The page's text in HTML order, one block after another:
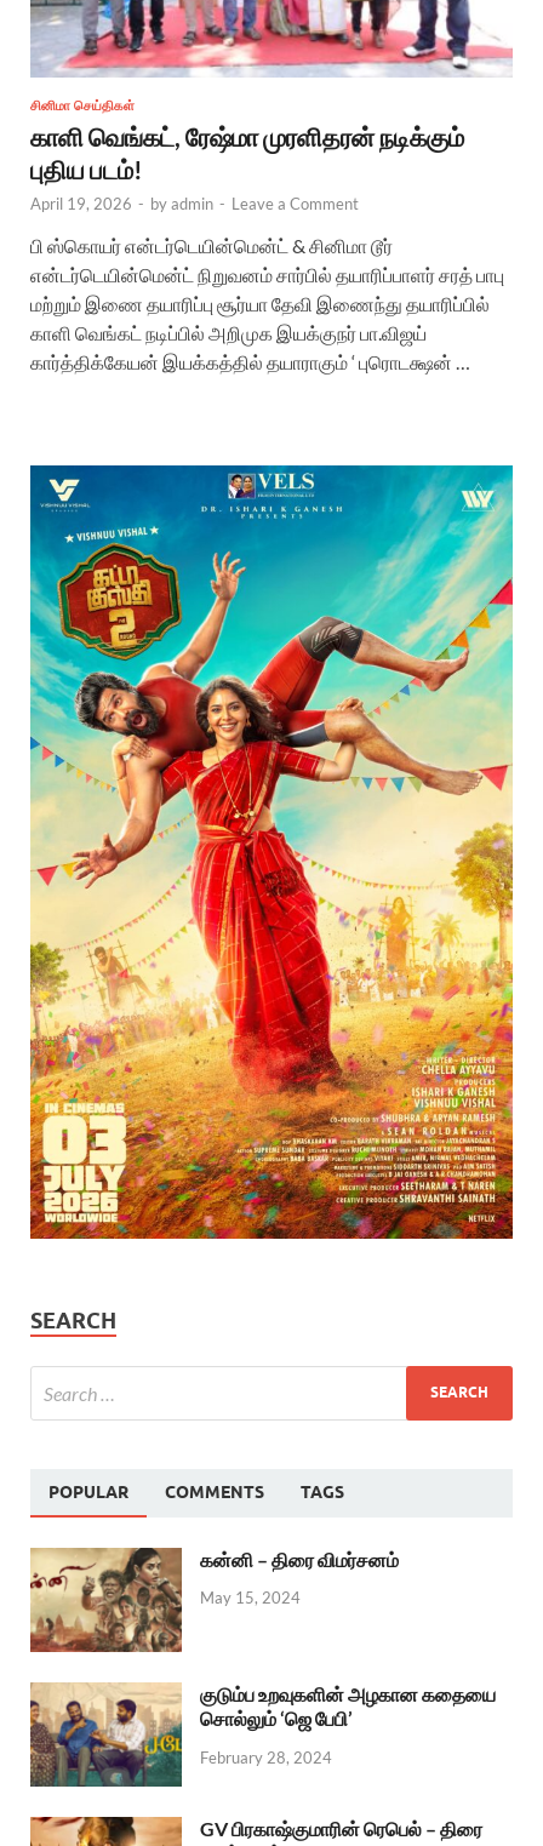
சினிமா செய்திகள்
காளி வெங்கட், ரேஷ்மா முரளிதரன் நடிக்கும்
புதிய படம்!
April 19, 2026 - byadmin - Leave a Comment
பி ஸ்கொயர் என்டர்டெயின்மென்ட் & சினிமா டூர்
என்டர்டெயின்மென்ட் நிறுவனம் சார்பில் தயாரிப்பாளர் சரத் பாபு
மற்றும் இணை தயாரிப்பு சூர்யா தேவி இணைந்து தயாரிப்பில்
காளி வெங்கட் நடிப்பில் அறிமுக இயக்குநர் பா.விஜய்
கார்த்திக்கேயன் இயக்கத்தில் தயாராகும் ‘ புரொடக்ஷன் …
SEARCH
POPULAR COMMENTS TAGS
கன்னி – திரை விமர்சனம்
May 15, 2024
குடும்ப உறவுகளின் அழகான கதையை
சொல்லும் ‘ஜெ பேபி’
February 28, 2024
GV பிரகாஷ்குமாரின் ரெபெல் – திரை